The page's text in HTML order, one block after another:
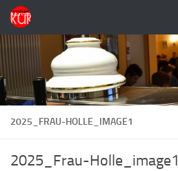
Zum Inhalt springen
2025_FRAU-HOLLE_IMAGE1
2025_Frau-Holle_image1